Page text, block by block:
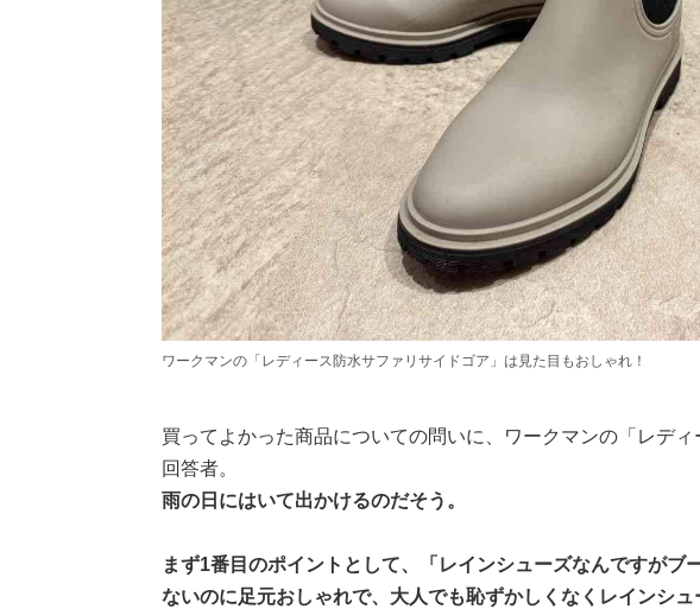
ワークマンの「レディース防水サファリサイドゴア」は見た目もおしゃれ！
買ってよかった商品についての問いに、ワークマンの「レデ
回答者。
雨の日にはいて出かけるのだそう。
まず1番目のポイントとして、「レインシューズなんですがブ
ないのに足元おしゃれで、大人でも恥ずかしくなくレインシ